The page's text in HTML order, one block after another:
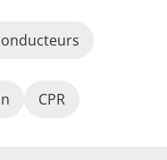
CPR